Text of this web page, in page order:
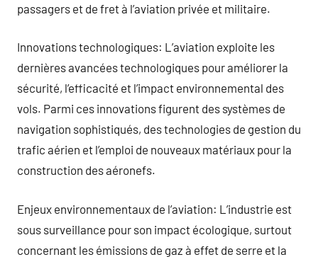
passagers et de fret à l’aviation privée et militaire.
Innovations technologiques: L’aviation exploite les
dernières avancées technologiques pour améliorer la
sécurité, l’efficacité et l’impact environnemental des
vols. Parmi ces innovations figurent des systèmes de
navigation sophistiqués, des technologies de gestion du
trafic aérien et l’emploi de nouveaux matériaux pour la
construction des aéronefs.
Enjeux environnementaux de l’aviation: L’industrie est
sous surveillance pour son impact écologique, surtout
concernant les émissions de gaz à effet de serre et la